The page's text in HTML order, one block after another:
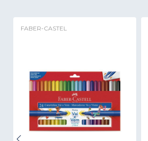
FABER-CASTEL